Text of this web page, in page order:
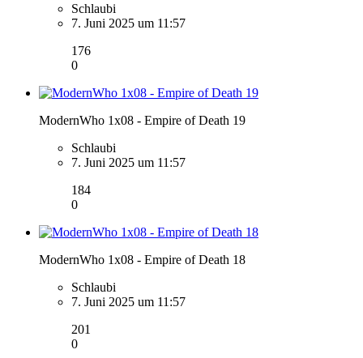
Schlaubi
7. Juni 2025 um 11:57
176
0
ModernWho 1x08 - Empire of Death 19
Schlaubi
7. Juni 2025 um 11:57
184
0
ModernWho 1x08 - Empire of Death 18
Schlaubi
7. Juni 2025 um 11:57
201
0